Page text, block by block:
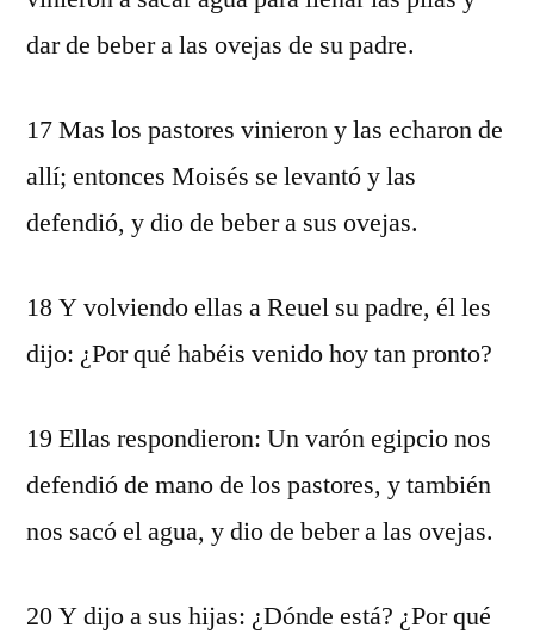
dar de beber a las ovejas de su padre.
17 Mas los pastores vinieron y las echaron de
allí; entonces Moisés se levantó y las
defendió, y dio de beber a sus ovejas.
18 Y volviendo ellas a Reuel su padre, él les
dijo: ¿Por qué habéis venido hoy tan pronto?
19 Ellas respondieron: Un varón egipcio nos
defendió de mano de los pastores, y también
nos sacó el agua, y dio de beber a las ovejas.
20 Y dijo a sus hijas: ¿Dónde está? ¿Por qué